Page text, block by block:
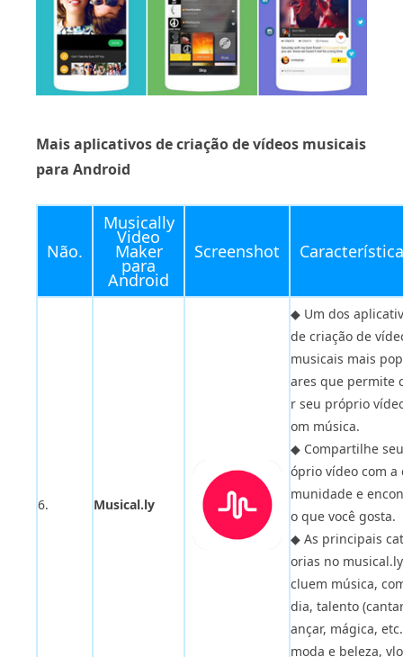
Mais aplicativos de criação de vídeos musicais
para Android
Não.
Musically
Video
Maker
para
Android
Screenshot
6. Musical.ly
◆ Um dos
de criação de
musicais mais
ares que permite
r seu próprio
om música.
◆ Compartilhe
óprio vídeo com a
munidade e
o que você gosta.
◆ As principais
orias no
cluem música,
dia, talento
ançar, mágica,
moda e beleza,